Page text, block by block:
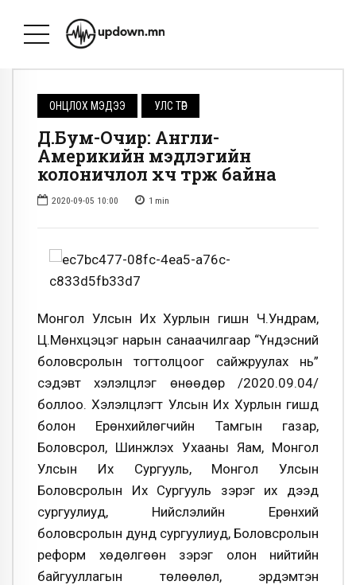
ОНЦЛОХ МЭДЭЭ УЛС ТӨР
Д.Бум-Очир: Англи-
Америкийн мэдлэгийн
колоничлол хүч түрж байна
2020-09-05 10:00 1 min
Монгол Улсын Их Хурлын гишүүн Ч.Ундрам,
Ц.Мөнхцэцэг нарын санаачилгаар “Үндэсний
боловсролын тогтолцоог сайжруулах нь”
сэдэвт хэлэлцүүлэг өнөөдөр /2020.09.04/
боллоо. Хэлэлцүүлэгт Улсын Их Хурлын гишүүд
болон Ерөнхийлөгчийн Тамгын газар,
Боловсрол, Шинжлэх Ухааны Яам, Монгол
Улсын Их Сургууль, Монгол Улсын
Боловсролын Их Сургууль зэрэг их дээд
сургуулиуд, Нийслэлийн Ерөнхий
боловсролын дунд сургуулиуд, Боловсролын
реформ хөдөлгөөн зэрэг олон нийтийн
байгууллагын төлөөлөл, эрдэмтэн